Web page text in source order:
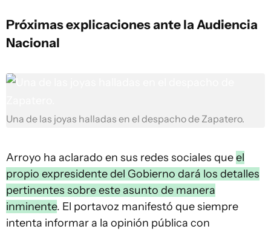
Próximas explicaciones ante la Audiencia
Nacional
Una de las joyas halladas en el despacho de Zapatero.
Arroyo ha aclarado en sus redes sociales queel
propio expresidente del Gobierno dará los detalles
pertinentes sobre este asunto de manera
inminente. El portavoz manifestó que siempre
intenta informar a la opinión pública con